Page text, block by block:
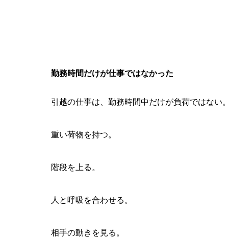
勤務時間だけが仕事ではなかった
引越の仕事は、勤務時間中だけが負荷ではない。
重い荷物を持つ。
階段を上る。
人と呼吸を合わせる。
相手の動きを見る。